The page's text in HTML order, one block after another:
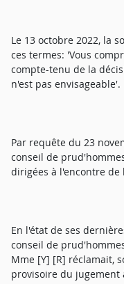
Le 13 octobre 2022, la
ces termes: 'Vous
compte-tenu de la
n'est pas envisageable'.
Par requête du 23
conseil de
dirigées à l'encontre de
En l'état de ses
conseil de
Mme [Y] [R] réclamait,
provisoire du jugement